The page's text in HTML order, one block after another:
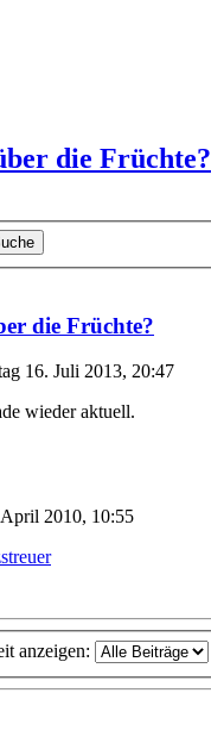
die Früchte?
die Früchte?
16. Juli 2013, 20:47
wieder aktuell.
2010, 10:55
anzeigen: